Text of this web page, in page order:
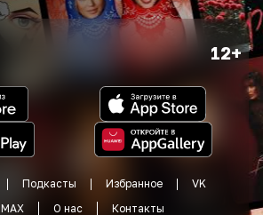
12+
Подкасты Избранное
VK
MAX О нас Контакты